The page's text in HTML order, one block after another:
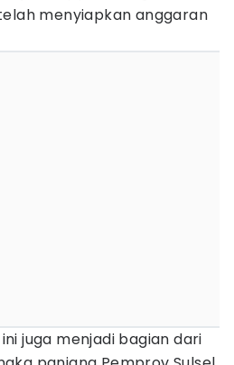
menyiapkan anggaran
juga menjadi bagian dari